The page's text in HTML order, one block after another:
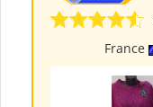
France